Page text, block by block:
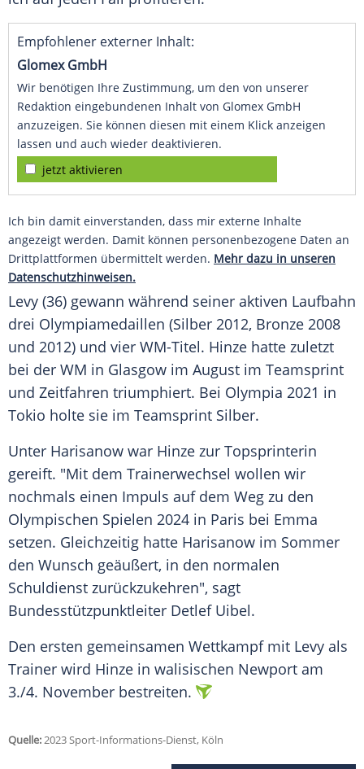
Empfohlener externer Inhalt:
Glomex GmbH
Wir benötigen Ihre Zustimmung, um den von unserer
Redaktion eingebundenen Inhalt von Glomex GmbH
anzuzeigen. Sie können diesen mit einem Klick anzeigen
lassen und auch wieder deaktivieren.
jetzt aktivieren
Ich bin damit einverstanden, dass mir externe Inhalte
angezeigt werden. Damit können personenbezogene Daten an
Drittplattformen übermittelt werden. Mehr dazu in unseren
Datenschutzhinweisen.
Levy (36) gewann während seiner aktiven Laufbahn
drei Olympiamedaillen (Silber 2012, Bronze 2008
und 2012) und vier WM-Titel. Hinze hatte zuletzt
bei der WM in Glasgow im August im Teamsprint
und Zeitfahren triumphiert. Bei Olympia 2021 in
Tokio holte sie im Teamsprint Silber.
Unter Harisanow war Hinze zur Topsprinterin
gereift. "Mit dem Trainerwechsel wollen wir
nochmals einen Impuls auf dem Weg zu den
Olympischen Spielen 2024 in Paris bei Emma
setzen. Gleichzeitig hatte Harisanow im Sommer
den Wunsch geäußert, in den normalen
Schuldienst zurückzukehren", sagt
Bundesstützpunktleiter Detlef Uibel.
Den ersten gemeinsamen Wettkampfmit Levy als
Trainer wird Hinze in walisischen Newport am
3./4. November bestreiten.
Quelle:2023 Sport-Informations-Dienst, Köln